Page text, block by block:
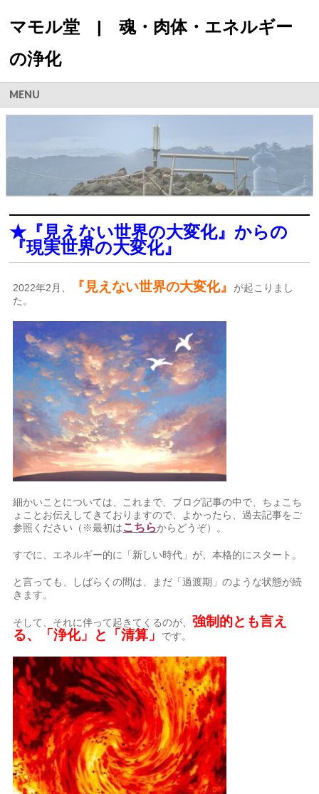
マモル堂 | 魂・肉体・エネルギー
の浄化
MENU
★『見えない世界の大変化』からの
『現実世界の大変化』
2022年2月、 『見えない世界の大変化』
が起こりまし
た。
細かいことについては、これまで、ブログ記事の中で、ちょこち
ょことお伝えしてきておりますので、よかったら、過去記事をご
参照ください（※最初はこちらからどうぞ）。
すでに、エネルギー的に「新しい時代」が、本格的にスタート。
と言っても、しばらくの間は、まだ「過渡期」のような状態が続
きます。
そして、それに伴って起きてくるのが、強制的とも言え
る、「浄化」と「清算」
です。